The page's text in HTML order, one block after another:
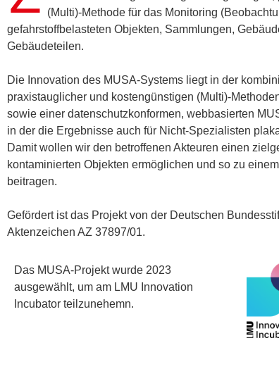
(Multi)-Methode für das Monitoring
gefahrstoffbelasteten Objekten, Sammlungen,
Gebäudeteilen.
Die Innovation des MUSA-Systems liegt in der
praxistauglicher und kostengünstigen (Multi)-
sowie einer datenschutzkonformen, webbasierten
in der die Ergebnisse auch für Nicht-Spezialisten
Damit wollen wir den betroffenen Akteuren einen
kontaminierten Objekten ermöglichen und so zu
beitragen.
Gefördert ist das Projekt von der Deutschen
Aktenzeichen AZ 37897/01.
Das MUSA-Projekt wurde 2023
ausgewählt, um am LMU Innovation
Incubator teilzunehemn.